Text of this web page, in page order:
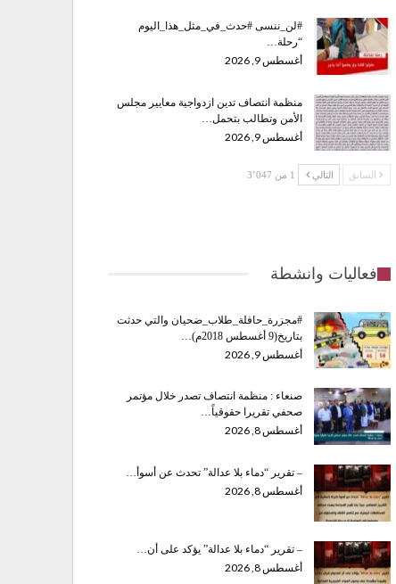
#لن_ننسى #حدث_في_مثل_هذا_اليوم
“رحلة…
أغسطس 9, 2026
منظمة انتصاف تدين ازدواجية معايير مجلس
الأمن وتطالب بتحمل…
أغسطس 9, 2026
السابق التالي 1 من 3٬047
فعاليات وانشطة
#مجزرة_حافلة_طلاب_ضحيان والتي حدثت
بتاريخ(9 أغسطس 2018م)…
أغسطس 9, 2026
صنعاء : منظمة انتصاف تصدر خلال مؤتمر
صحفي تقريرا حقوقياً…
أغسطس 8, 2026
– تقرير “دماء بلا عدالة” تحدث عن أسوأ…
أغسطس 8, 2026
– تقرير “دماء بلا عدالة” يؤكد على أن…
أغسطس 8, 2026